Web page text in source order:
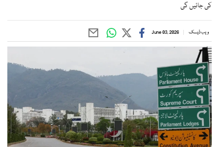
کی جائیں گی
ویب ڈیسک June 03, 2026